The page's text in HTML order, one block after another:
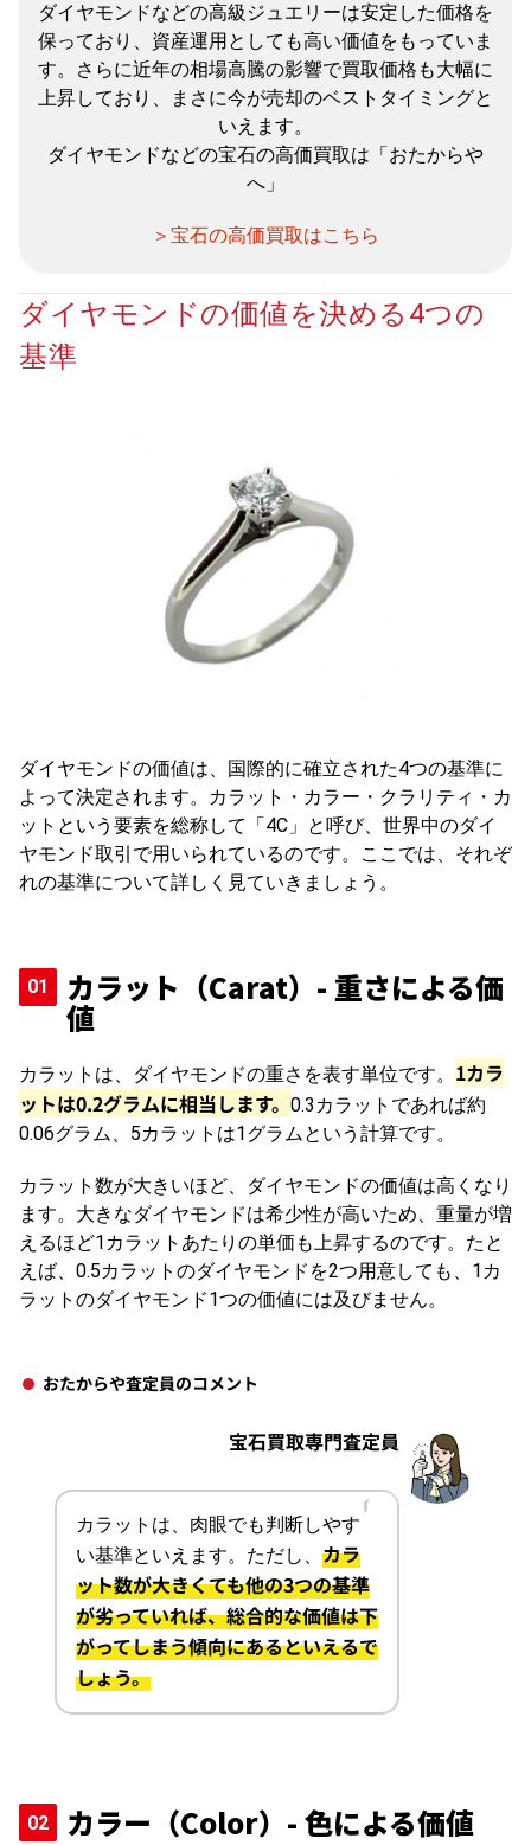
ダイヤモンドなどの高級ジュエリーは安定した価格を
保っており、資産運用としても高い価値をもっていま
す。さらに近年の相場高騰の影響で買取価格も大幅に
上昇しており、まさに今が売却のベストタイミングと
いえます。
ダイヤモンドなどの宝石の高価買取は「おたからや
へ」
＞宝石の高価買取はこちら
ダイヤモンドの価値を決める4つの
基準
ダイヤモンドの価値は、国際的に確立された4つの基準に
よって決定されます。カラット・カラー・クラリティ・カ
ットという要素を総称して「4C」と呼び、世界中のダイ
ヤモンド取引で用いられているのです。ここでは、それぞ
れの基準について詳しく見ていきましょう。
カラット（Carat）- 重さによる価
値
カラットは、ダイヤモンドの重さを表す単位です。 1カラ
ットは0.2グラムに相当します。 0.3カラットであれば約
0.06グラム、5カラットは1グラムという計算です。
カラット数が大きいほど、ダイヤモンドの価値は高くなり
ます。大きなダイヤモンドは希少性が高いため、重量が増
えるほど1カラットあたりの単価も上昇するのです。たと
えば、0.5カラットのダイヤモンドを2つ用意しても、1カ
ラットのダイヤモンド1つの価値には及びません。
おたからや査定員のコメント
宝石買取専門査定員
カラットは、肉眼でも判断しやす
い基準といえます。ただし、 カラ
ット数が大きくても他の3つの基準
が劣っていれば、総合的な価値は下
がってしまう傾向にあるといえるで
しょう。
カラー（Color）- 色による価値